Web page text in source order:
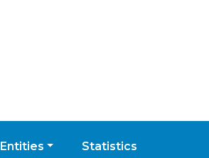
Entities Statistics